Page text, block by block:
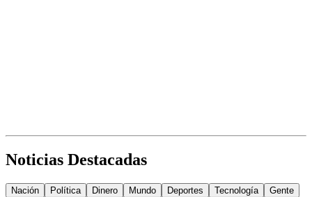
Noticias Destacadas
Nación Política Dinero Mundo Deportes Tecnología Gente